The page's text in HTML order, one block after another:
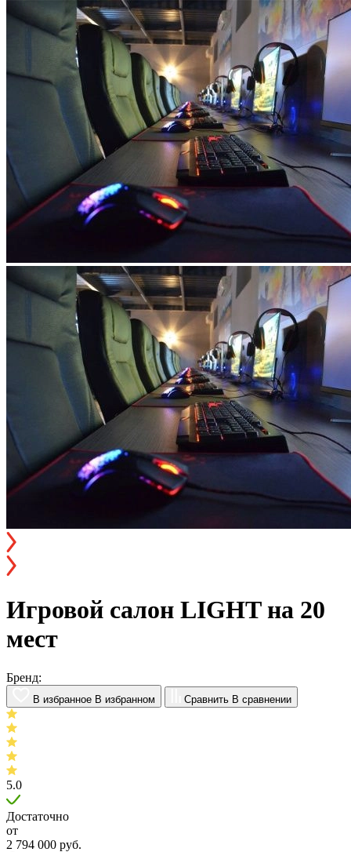
Игровой салон LIGHT на 20
мест
Бренд:
В избранное В избранном Сравнить В сравнении
5.0
Достаточно
от
2 794 000 руб.